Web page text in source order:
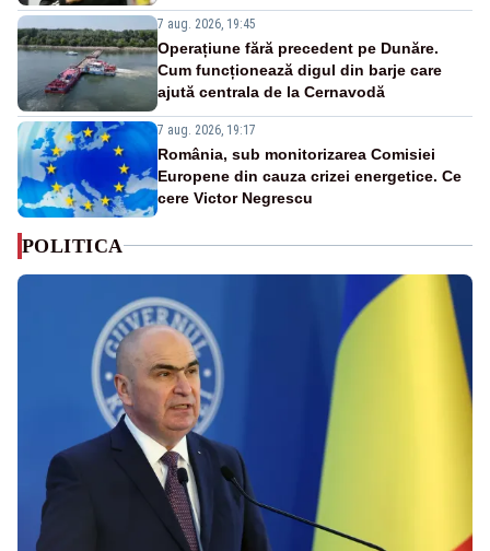
7 aug. 2026, 19:45
Operațiune fără precedent pe Dunăre.
Cum funcționează digul din barje care
ajută centrala de la Cernavodă
7 aug. 2026, 19:17
România, sub monitorizarea Comisiei
Europene din cauza crizei energetice. Ce
cere Victor Negrescu
POLITICA